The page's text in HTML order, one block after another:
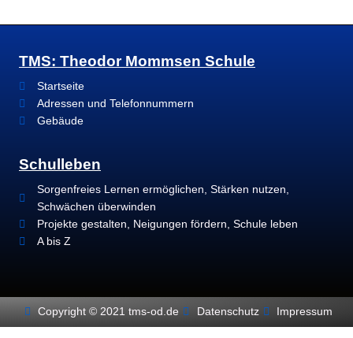
TMS: Theodor Mommsen Schule
Startseite
Adressen und Telefonnummern
Gebäude
Schulleben
Sorgenfreies Lernen ermöglichen, Stärken nutzen,
Schwächen überwinden
Projekte gestalten, Neigungen fördern, Schule leben
A bis Z
Copyright © 2021 tms-od.de Datenschutz Impressum